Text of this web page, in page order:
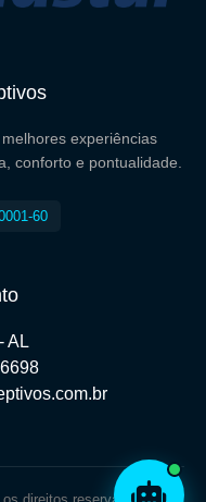
experiências
conforto e pontualidade.
60
AL